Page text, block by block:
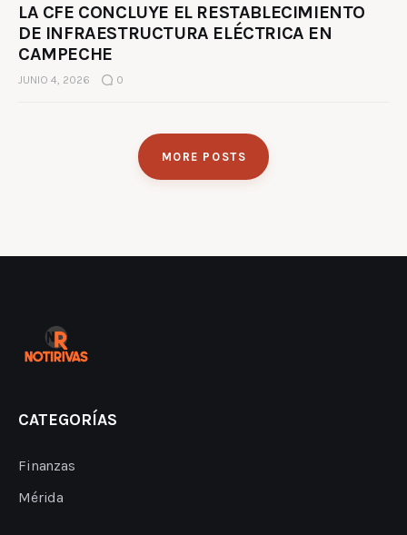
LA CFE CONCLUYE EL RESTABLECIMIENTO
DE INFRAESTRUCTURA ELÉCTRICA EN
CAMPECHE
JUNIO 4, 2026 0
MORE POSTS
CATEGORÍAS
Finanzas
Mérida